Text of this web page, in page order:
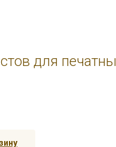
для